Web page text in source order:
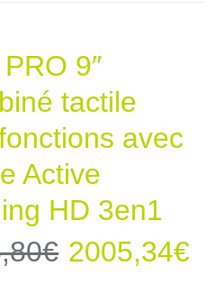
9″
tactile
avec
Active
HD 3en1
€ Le
2005,34€Le